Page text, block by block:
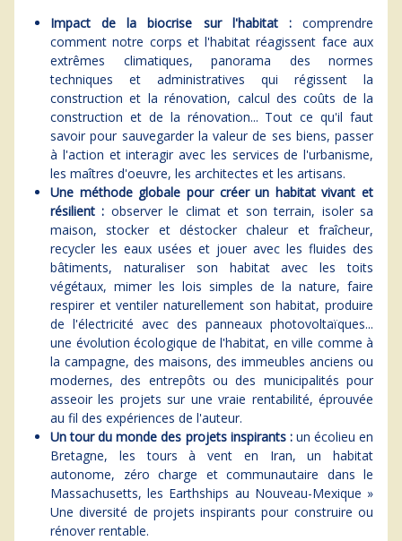
Impact de la biocrise sur l'habitat : comprendre
comment notre corps et l'habitat réagissent face aux
extrêmes climatiques, panorama des normes
techniques et administratives qui régissent la
construction et la rénovation, calcul des coûts de la
construction et de la rénovation... Tout ce qu'il faut
savoir pour sauvegarder la valeur de ses biens, passer
à l'action et interagir avec les services de l'urbanisme,
les maîtres d'oeuvre, les architectes et les artisans.
Une méthode globale pour créer un habitat vivant et
résilient : observer le climat et son terrain, isoler sa
maison, stocker et déstocker chaleur et fraîcheur,
recycler les eaux usées et jouer avec les fluides des
bâtiments, naturaliser son habitat avec les toits
végétaux, mimer les lois simples de la nature, faire
respirer et ventiler naturellement son habitat, produire
de l'électricité avec des panneaux photovoltaïques...
une évolution écologique de l'habitat, en ville comme à
la campagne, des maisons, des immeubles anciens ou
modernes, des entrepôts ou des municipalités pour
asseoir les projets sur une vraie rentabilité, éprouvée
au fil des expériences de l'auteur.
Un tour du monde des projets inspirants : un écolieu en
Bretagne, les tours à vent en Iran, un habitat
autonome, zéro charge et communautaire dans le
Massachusetts, les Earthships au Nouveau-Mexique »
Une diversité de projets inspirants pour construire ou
rénover rentable.